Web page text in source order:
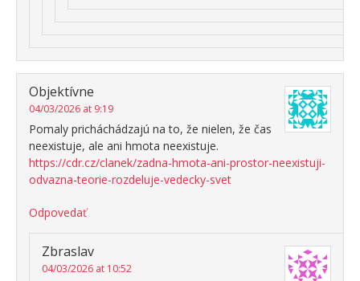
Objektívne
04/03/2026 at 9:19
Pomaly pricháchádzajú na to, že nielen, že čas
neexistuje, ale ani hmota neexistuje.
https://cdr.cz/clanek/zadna-hmota-ani-prostor-neexistuji-
odvazna-teorie-rozdeluje-vedecky-svet
Odpovedať
Zbraslav
04/03/2026 at 10:52